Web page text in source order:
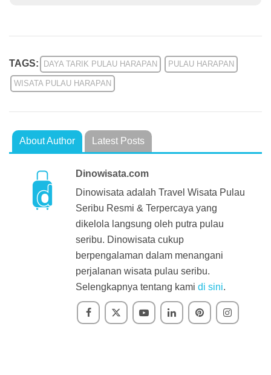
TAGS: DAYA TARIK PULAU HARAPAN PULAU HARAPAN
WISATA PULAU HARAPAN
About Author Latest Posts
Dinowisata.com
Dinowisata adalah Travel Wisata Pulau
Seribu Resmi & Terpercaya yang
dikelola langsung oleh putra pulau
seribu. Dinowisata cukup
berpengalaman dalam menangani
perjalanan wisata pulau seribu.
Selengkapnya tentang kami di sini.